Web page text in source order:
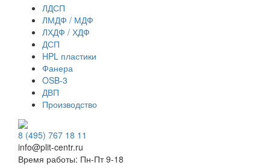
ЛДСП
ЛМДФ / МДФ
ЛХДФ / ХДФ
ДСП
HPL пластики
Фанера
OSB-3
ДВП
Производство
8 (495) 767 18 11
info@plit-centr.ru
Время работы: Пн-Пт 9-18